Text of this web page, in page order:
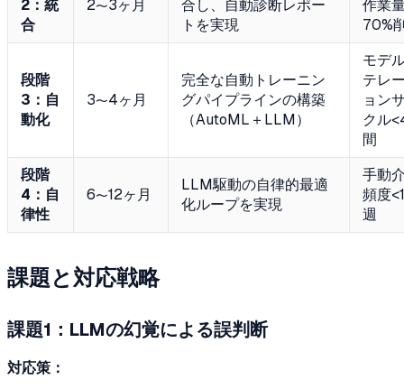
2：統
合
2〜3ヶ月
合し、自動診断レポー
トを実現
作業
70%
段階
3：自
動化
3〜4ヶ月
完全な自動トレーニン
グパイプラインの構築
（AutoML＋LLM）
モデ
テレ
ョン
クル
間
段階
4：自
律性
6〜12ヶ月
LLM駆動の自律的最適
化ループを実現
手動
頻度
週
課題と対応戦略
課題1：LLMの幻覚による誤判断
対応策：